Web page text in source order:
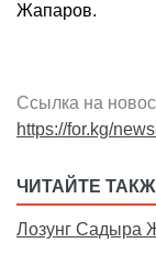
Жапаров.
Ссылка на
https://for.kg/
ЧИТАЙТЕ
Лозунг